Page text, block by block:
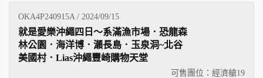
OKA4P240915A / 2024/09/15
可售團位：經濟艙19
就是愛樂沖繩四日～系滿漁市場．恐龍森
林公園．海洋博．瀨長島．玉泉洞~北谷
美國村．Lias沖繩豐崎購物天堂